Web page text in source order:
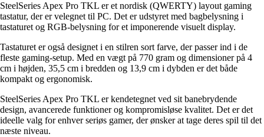
SteelSeries Apex Pro TKL er et nordisk (QWERTY) layout gaming
tastatur, der er velegnet til PC. Det er udstyret med bagbelysning i
tastaturet og RGB-belysning for et imponerende visuelt display.
Tastaturet er også designet i en stilren sort farve, der passer ind i de
fleste gaming-setup. Med en vægt på 770 gram og dimensioner på 4
cm i højden, 35,5 cm i bredden og 13,9 cm i dybden er det både
kompakt og ergonomisk.
SteelSeries Apex Pro TKL er kendetegnet ved sit banebrydende
design, avancerede funktioner og kompromisløse kvalitet. Det er det
ideelle valg for enhver seriøs gamer, der ønsker at tage deres spil til det
næste niveau.